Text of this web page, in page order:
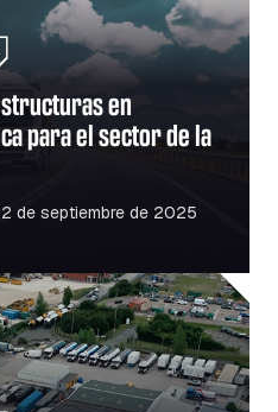
en
para el sector de la
de septiembre de 2025
Truckstop: un análisis de su